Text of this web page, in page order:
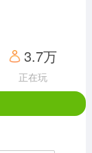
体育运动
1279款应用
3.7万
正在玩